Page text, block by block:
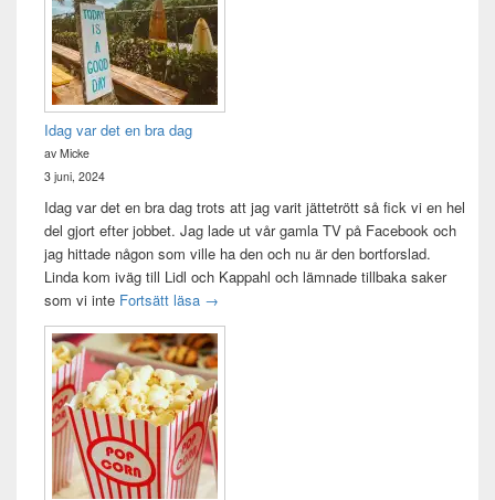
Idag var det en bra dag
av Micke
3 juni, 2024
Idag var det en bra dag trots att jag varit jättetrött så fick vi en hel
del gjort efter jobbet. Jag lade ut vår gamla TV på Facebook och
jag hittade någon som ville ha den och nu är den bortforslad.
Linda kom iväg till Lidl och Kappahl och lämnade tillbaka saker
som vi inte Fortsätt läsa Idag var det en bra dag
→